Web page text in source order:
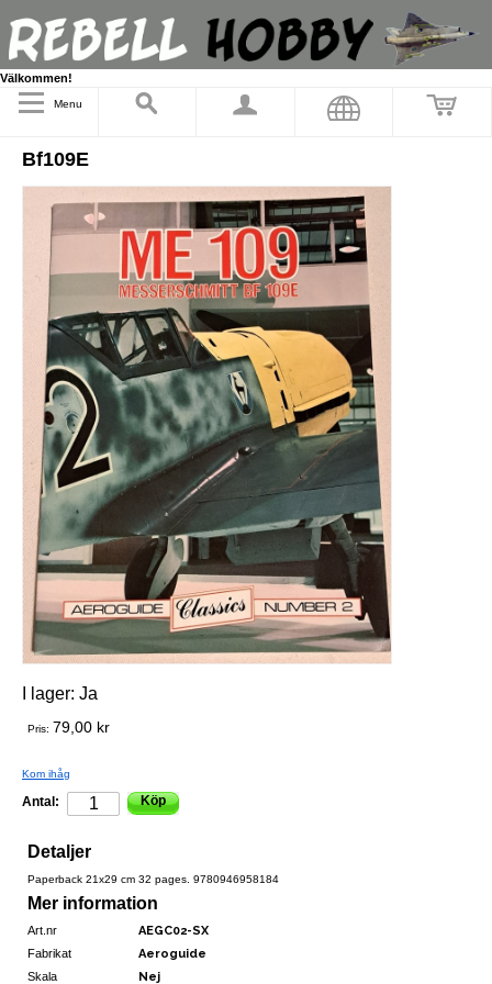
Välkommen!
Menu
Bf109E
I lager: Ja
Pris: 79,00 kr
Kom ihåg
Antal: Köp
Detaljer
Paperback 21x29 cm 32 pages. 9780946958184
Mer information
Art.nr AEGC02-SX
Fabrikat Aeroguide
Skala Nej